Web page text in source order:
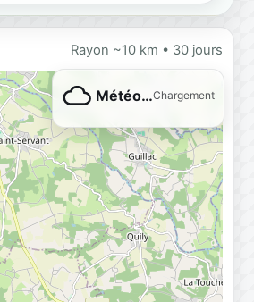
Rayon ~10 km • 30 jours
Météo…Chargement